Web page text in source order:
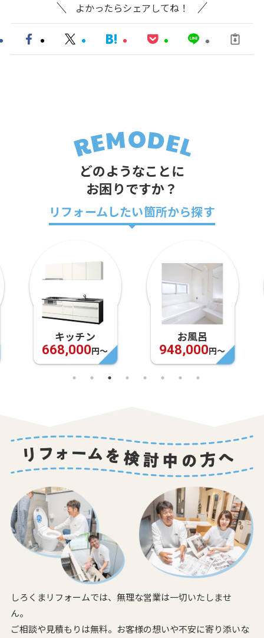
よかったらシェアしてね！
どのようなことに
お困りですか？
リフォームしたい箇所から探す
キッチン
668,000円〜
お風呂
948,000円〜
しろくまリフォームでは、無理な営業は一切いたしませ
ん。
ご相談や見積もりは無料。お客様の想いや不安に寄り添いな